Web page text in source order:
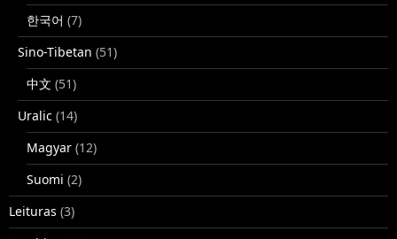
한국어 (7)
Sino-Tibetan (51)
中文 (51)
Uralic (14)
Magyar (12)
Suomi (2)
Leituras (3)